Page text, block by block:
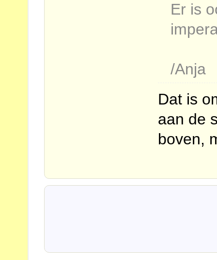
Er is
/Anja
Dat is
aan de
boven,